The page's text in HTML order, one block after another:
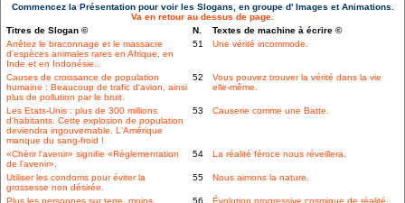
Commencez la Présentation pour voir les Slogans, en groupe d' Images et Animations.
Va en retour au dessus de page.
Titres de Slogan ©
N.
Textes de machine à écrire ©
Arrêtez le braconnage et le massacre
d'espèces animales rares en Afrique, en
Inde et en Indonésie..
51 Une vérité incommode.
Causes de croissance de population
humaine : Beaucoup de trafic d'avion, ainsi
plus de pollution par le bruit.
52
Vous pouvez trouver la vérité dans la vie
elle-même.
Les Etats-Unis : plus de 300 millions
d'habitants. Cette explosion de population
deviendra ingouvernable. L'Amérique
manque du sang-froid !
53 Causerie comme une Batte.
«Chérir l'avenir» signifie «Réglementation
de l'avenir».
54 La réalité féroce nous réveillera.
Utiliser les condoms pour éviter la
grossesse non désirée.
55 Nous aimons la nature.